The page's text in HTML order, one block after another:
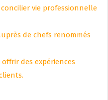
vie professionnelle
de chefs renommés
des expériences